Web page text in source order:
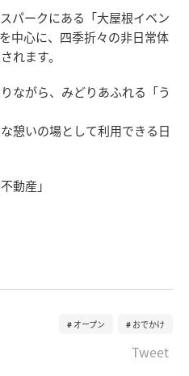
パークにある「大屋根イベン
中心に、四季折々の非日常体
れます。
ながら、みどりあふれる「う
憩いの場として利用できる日
動産」
オープン おでかけ
Tweet